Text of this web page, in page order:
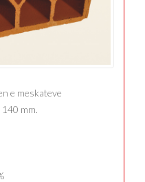
e meskateve
mm.